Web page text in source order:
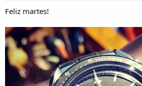
Feliz martes!